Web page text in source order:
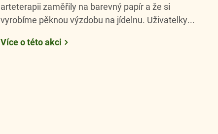
arteterapii zaměřily na barevný papír a že si
vyrobíme pěknou výzdobu na jídelnu. Uživatelky...
Více o této akci